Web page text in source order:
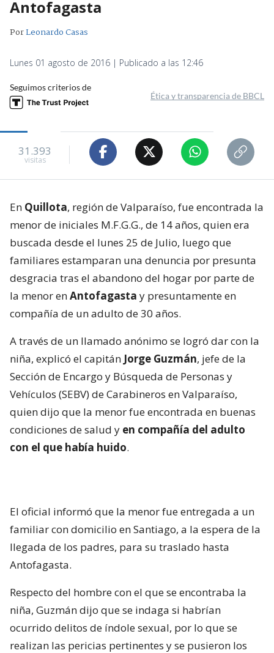
Antofagasta
PorLeonardo Casas
Lunes 01 agosto de 2016 | Publicado a las 12:46
Seguimos criterios de
Ética y transparencia de BBCL
31.393
visitas
En Quillota, región de Valparaíso, fue encontrada la
menor de iniciales M.F.G.G., de 14 años, quien era
buscada desde el lunes 25 de Julio, luego que
familiares estamparan una denuncia por presunta
desgracia tras el abandono del hogar por parte de
la menor enAntofagasta y presuntamente en
compañía de un adulto de 30 años.
A través de un llamado anónimo se logró dar con la
niña, explicó el capitán Jorge Guzmán, jefe de la
Sección de Encargo y Búsqueda de Personas y
Vehículos (SEBV) de Carabineros en Valparaíso,
quien dijo que la menor fue encontrada en buenas
condiciones de salud y en compañía del adulto
con el que había huido.
El oficial informó que la menor fue entregada a un
familiar con domicilio en Santiago, a la espera de la
llegada de los padres, para su traslado hasta
Antofagasta.
Respecto del hombre con el que se encontraba la
niña, Guzmán dijo que se indaga si habrían
ocurrido delitos de índole sexual, por lo que se
realizan las pericias pertinentes y se pusieron los